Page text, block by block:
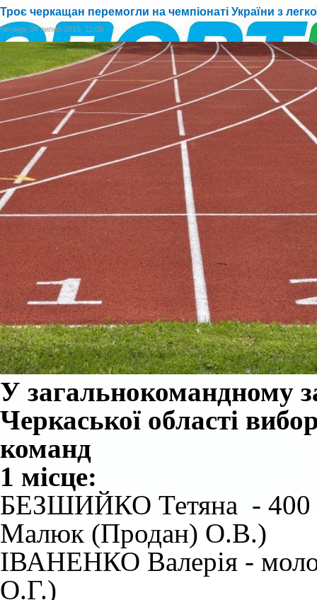
Троє черкащан перемогли на чемпіонаті України з
Четвер, 04 липня 2019, 11:09
У загальнокомандному
Черкаської області
команд
1 місце:
БЕЗШИЙКО Тетяна - 400
Малюк (Продан) О.В.)
ІВАНЕНКО Валерія -
О.Г.)